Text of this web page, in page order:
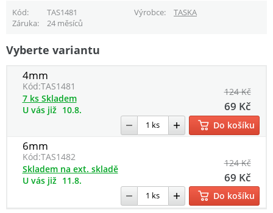
Kód TAS1481 Výrobce
TASKA
Záruka
24 měsíců
Vyberte variantu
4mm
Kód:TAS1481 124 Kč
69 Kč
7 ks Skladem
U vás již 10.8.
Do košíku
6mm
Kód:TAS1482 124 Kč
69 Kč
Skladem na ext. skladě
U vás již 11.8.
Do košíku